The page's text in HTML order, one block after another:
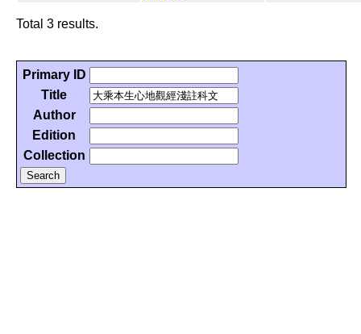
Total 3 results.
Primary ID
Title
Author
Edition
Collection